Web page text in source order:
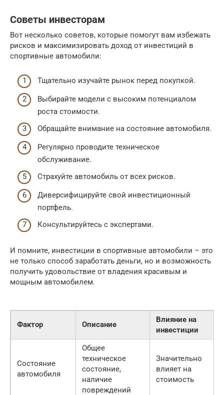
Советы инвесторам
Вот несколько советов, которые помогут вам избежать
рисков и максимизировать доход от инвестиций в
спортивные автомобили:
Тщательно изучайте рынок перед покупкой.
Выбирайте модели с высоким потенциалом
роста стоимости.
Обращайте внимание на состояние автомобиля.
Регулярно проводите техническое
обслуживание.
Страхуйте автомобиль от всех рисков.
Диверсифицируйте свой инвестиционный
портфель.
Консультируйтесь с экспертами.
И помните, инвестиции в спортивные автомобили – это
не только способ заработать деньги, но и возможность
получить удовольствие от владения красивым и
мощным автомобилем.
Фактор Описание
Влияние на
инвестиции
Состояние
автомобиля
Общее
техническое
состояние,
наличие
повреждений
Значительно
влияет на
стоимость